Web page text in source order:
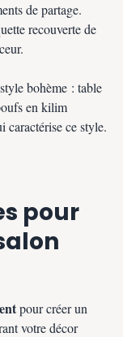
de partage.
recouverte de
bohème : table
en kilim
caractérise ce style.
pour
pour créer un
votre décor